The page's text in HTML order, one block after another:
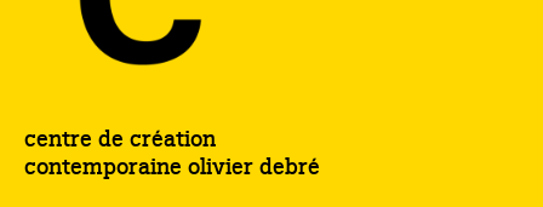
centre de création
contemporaine olivier debré